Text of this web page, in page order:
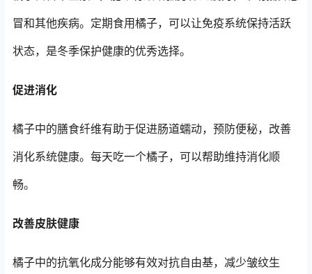
冒和其他疾病。定期食用橘子，可以让免疫系统保持活跃
状态，是冬季保护健康的优秀选择。
促进消化
橘子中的膳食纤维有助于促进肠道蠕动，预防便秘，改善
消化系统健康。每天吃一个橘子，可以帮助维持消化顺
畅。
改善皮肤健康
橘子中的抗氧化成分能够有效对抗自由基，减少皱纹生